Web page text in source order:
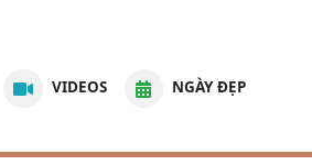
VIDEOS NGÀY ĐẸP